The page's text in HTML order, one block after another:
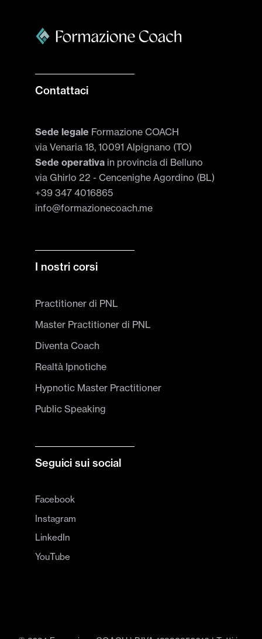
Contattaci
Sede legale Formazione COACH
via Venaria 18, 10091 Alpignano (TO)
Sede operativa in provincia di Belluno
via Ghirlo 22 - Cencenighe Agordino (BL)
+39 347 4016865
info@formazionecoach.me
I nostri corsi
Practitioner di PNL
Master Practitioner di PNL
Diventa Coach
Realtà Ipnotiche
Hypnotic Master Practitioner
Public Speaking
Seguici sui social
Facebook
Instagram
LinkedIn
YouTube